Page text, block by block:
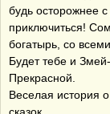
будь осторожнее
приключиться!
богатырь, со
Будет тебе и
Прекрасной.
Веселая история